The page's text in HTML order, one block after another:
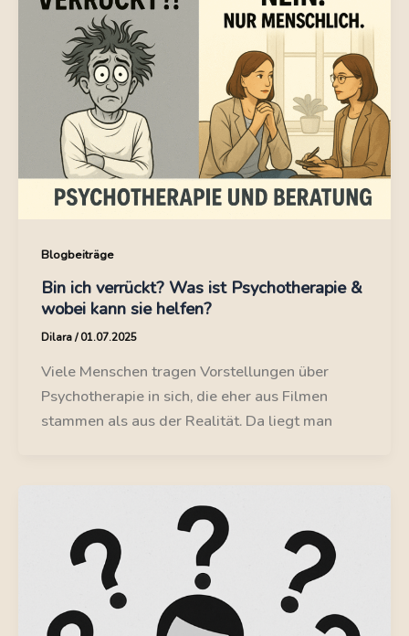
Blogbeiträge
Bin ich verrückt? Was ist Psychotherapie &
wobei kann sie helfen?
Dilara/01.07.2025
Viele Menschen tragen Vorstellungen über
Psychotherapie in sich, die eher aus Filmen
stammen als aus der Realität. Da liegt man